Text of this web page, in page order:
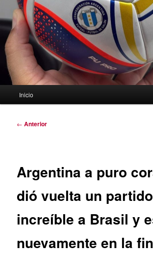
Inicio
Navegación
← Anterior
Argentina a puro
dió vuelta un partido
increíble a Brasil y
nuevamente en la